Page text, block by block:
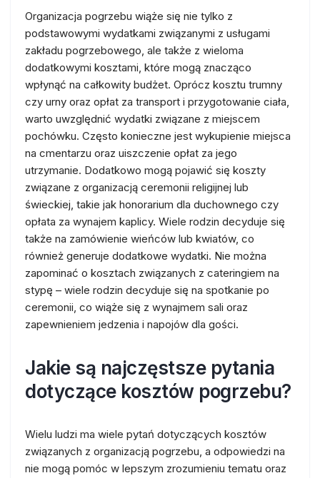
Organizacja pogrzebu wiąże się nie tylko z
podstawowymi wydatkami związanymi z usługami
zakładu pogrzebowego, ale także z wieloma
dodatkowymi kosztami, które mogą znacząco
wpłynąć na całkowity budżet. Oprócz kosztu trumny
czy urny oraz opłat za transport i przygotowanie ciała,
warto uwzględnić wydatki związane z miejscem
pochówku. Często konieczne jest wykupienie miejsca
na cmentarzu oraz uiszczenie opłat za jego
utrzymanie. Dodatkowo mogą pojawić się koszty
związane z organizacją ceremonii religijnej lub
świeckiej, takie jak honorarium dla duchownego czy
opłata za wynajem kaplicy. Wiele rodzin decyduje się
także na zamówienie wieńców lub kwiatów, co
również generuje dodatkowe wydatki. Nie można
zapominać o kosztach związanych z cateringiem na
stypę – wiele rodzin decyduje się na spotkanie po
ceremonii, co wiąże się z wynajmem sali oraz
zapewnieniem jedzenia i napojów dla gości.
Jakie są najczęstsze pytania
dotyczące kosztów pogrzebu?
Wielu ludzi ma wiele pytań dotyczących kosztów
związanych z organizacją pogrzebu, a odpowiedzi na
nie mogą pomóc w lepszym zrozumieniu tematu oraz